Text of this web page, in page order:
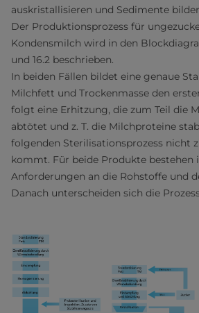
auskristallisieren und Sedimente
Der Produktionsprozess für
Kondensmilch wird in den
und 16.2 beschrieben.
In beiden Fällen bildet eine genaue
Milchfett und Trockenmasse den
folgt eine Erhitzung, die zum Teil die
abtötet und z. T. die Milchproteine
folgenden Sterilisationsprozess nicht
kommt. Für beide Produkte bestehen
Anforderungen an die Rohstoffe und
Danach unterscheiden sich die